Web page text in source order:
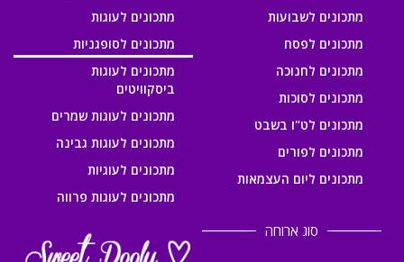
מתכונים לשבועות
מתכונים לפסח
מתכונים לחנוכה
מתכונים לסוכות
מתכונים לט"ו בשבט
מתכונים לפורים
מתכונים ליום העצמאות
מתכונים לעוגות
מתכונים לסופגניות
מתכונים לעוגות
ביסקוויטים
מתכונים לעוגות שמרים
מתכונים לעוגות גבינה
מתכונים לעוגיות
מתכונים לעוגות פרווה
סוג ארוחה